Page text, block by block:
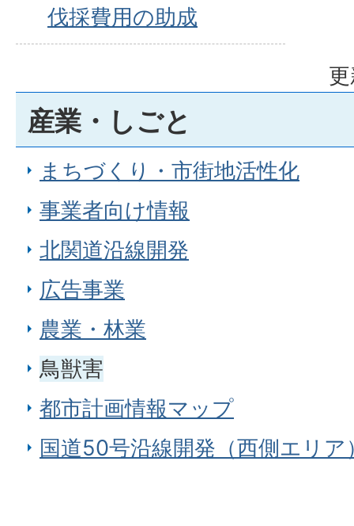
伐採費用の助成
産業・しごと
まちづくり・市街地活性化
事業者向け情報
北関道沿線開発
広告事業
農業・林業
鳥獣害
都市計画情報マップ
国道50号沿線開発（西側エリア